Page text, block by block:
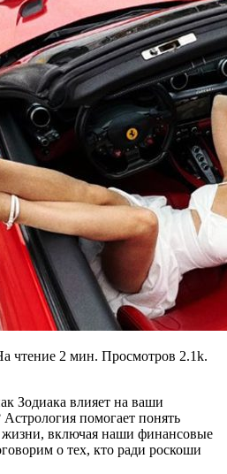
чтение 2 мин. Просмотров 2.1k.
Зодиака влияет на ваши
помогает понять
включая наши финансовые
о тех, кто ради роскоши